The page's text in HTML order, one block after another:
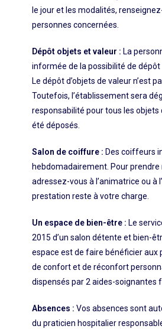
le jour et les modalités,
personnes concernées.
Dépôt objets et valeur : La
informée de la possibilité de dépôt
Le dépôt d’objets de valeur n’est
Toutefois, l’établissement sera
responsabilité pour tous les objets
été déposés.
Salon de coiffure : Des coiffeurs
hebdomadairement. Pour prendre
adressez-vous à l’animatrice ou à
prestation reste à votre charge.
Un espace de bien-être : Le
2015 d’un salon détente et bien-
espace est de faire bénéficier aux
de confort et de réconfort
dispensés par 2 aides-soignantes
Absences : Vos absences sont
du praticien hospitalier